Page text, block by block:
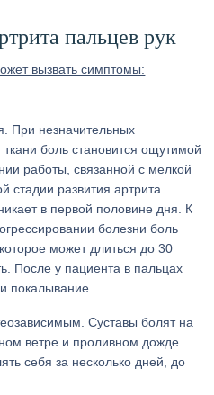
пальцев рук
вызвать симптомы:
При незначительных
боль становится ощутимой
работы, связанной с мелкой
стадии развития артрита
в первой половине дня. К
болезни боль
может длиться до 30
После у пациента в пальцах
покалывание.
Суставы болят на
ветре и проливном дожде.
себя за несколько дней, до